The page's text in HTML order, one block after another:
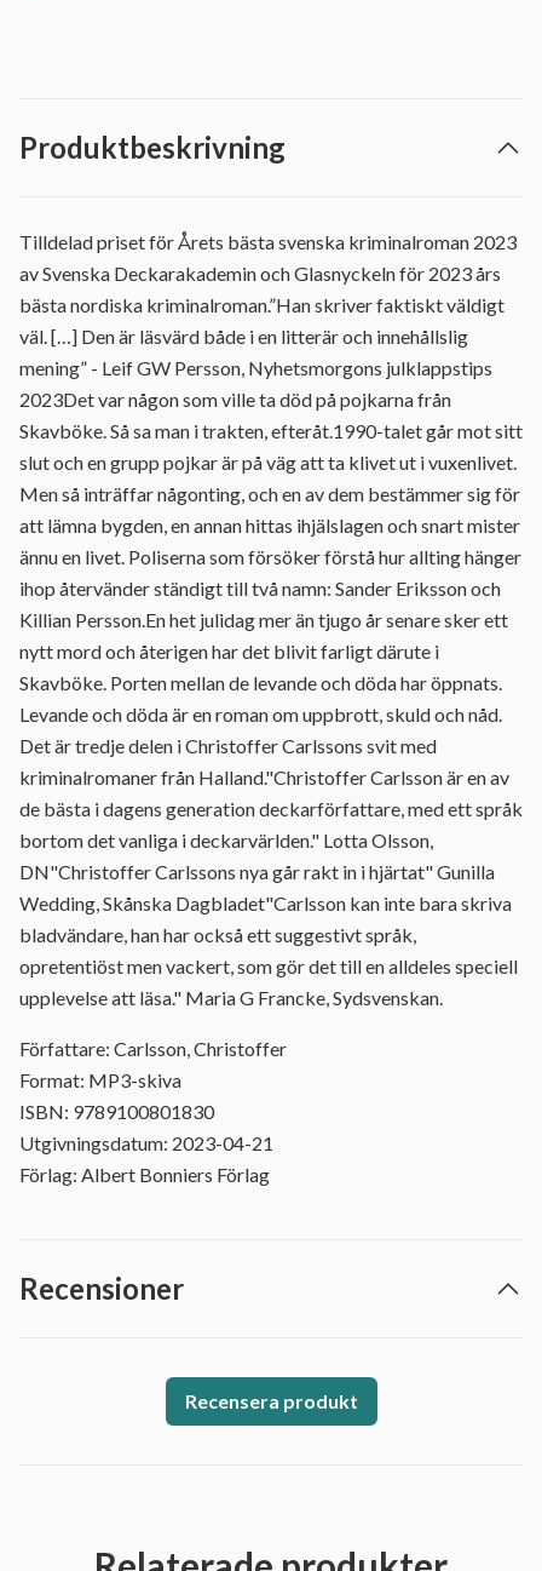
Produktbeskrivning
Tilldelad priset för Årets bästa svenska kriminalroman 2023
av Svenska Deckarakademin och Glasnyckeln för 2023 års
bästa nordiska kriminalroman.”Han skriver faktiskt väldigt
väl. […] Den är läsvärd både i en litterär och innehållslig
mening” - Leif GW Persson, Nyhetsmorgons julklappstips
2023Det var någon som ville ta död på pojkarna från
Skavböke. Så sa man i trakten, efteråt.1990-talet går mot sitt
slut och en grupp pojkar är på väg att ta klivet ut i vuxenlivet.
Men så inträffar någonting, och en av dem bestämmer sig för
att lämna bygden, en annan hittas ihjälslagen och snart mister
ännu en livet. Poliserna som försöker förstå hur allting hänger
ihop återvänder ständigt till två namn: Sander Eriksson och
Killian Persson.En het julidag mer än tjugo år senare sker ett
nytt mord och återigen har det blivit farligt därute i
Skavböke. Porten mellan de levande och döda har öppnats.
Levande och döda är en roman om uppbrott, skuld och nåd.
Det är tredje delen i Christoffer Carlssons svit med
kriminalromaner från Halland."Christoffer Carlsson är en av
de bästa i dagens generation deckarförfattare, med ett språk
bortom det vanliga i deckarvärlden." Lotta Olsson,
DN"Christoffer Carlssons nya går rakt in i hjärtat" Gunilla
Wedding, Skånska Dagbladet"Carlsson kan inte bara skriva
bladvändare, han har också ett suggestivt språk,
opretentiöst men vackert, som gör det till en alldeles speciell
upplevelse att läsa." Maria G Francke, Sydsvenskan.
Författare: Carlsson, Christoffer
Format: MP3-skiva
ISBN: 9789100801830
Utgivningsdatum: 2023-04-21
Förlag: Albert Bonniers Förlag
Recensioner
Recensera produkt